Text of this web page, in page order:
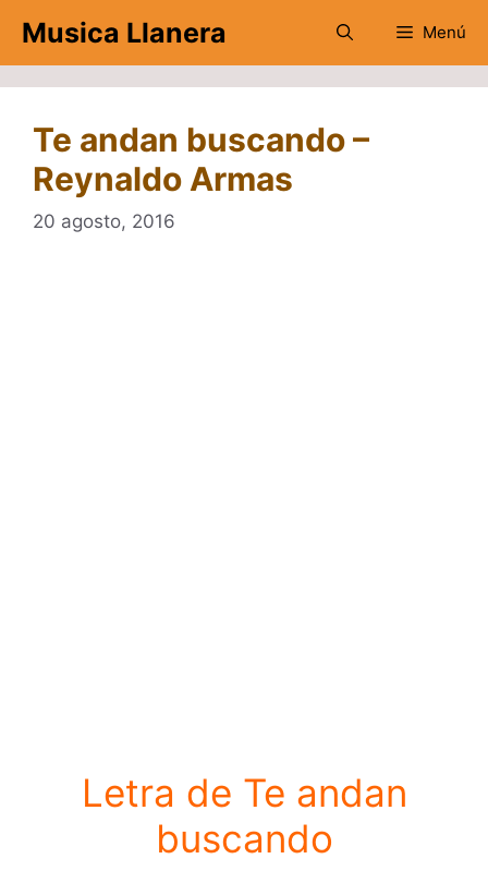
contenido
Musica Llanera Menú
Te andan buscando –
Reynaldo Armas
20 agosto, 2016
Letra de Te andan
buscando